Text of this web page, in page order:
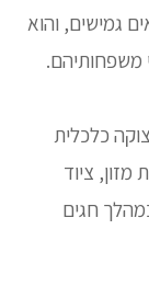
גמישים, והוא
משפחותיהם.
כלכלית
ציוד
חגים